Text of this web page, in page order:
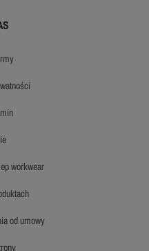
workwear
od umowy